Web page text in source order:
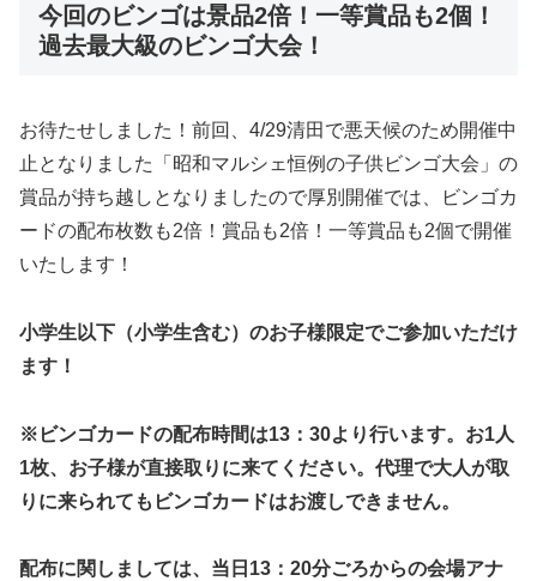
今回のビンゴは景品2倍！一等賞品も2個！
過去最大級のビンゴ大会！
お待たせしました！前回、4/29清田で悪天候のため開催中
止となりました「昭和マルシェ恒例の子供ビンゴ大会」の
賞品が持ち越しとなりましたので厚別開催では、ビンゴカ
ードの配布枚数も2倍！賞品も2倍！一等賞品も2個で開催
いたします！
小学生以下（小学生含む）のお子様限定でご参加いただけ
ます！
※ビンゴカードの配布時間は13：30より行います。お1人
1枚、お子様が直接取りに来てください。代理で大人が取
りに来られてもビンゴカードはお渡しできません。
配布に関しましては、当日13：20分ごろからの会場アナ